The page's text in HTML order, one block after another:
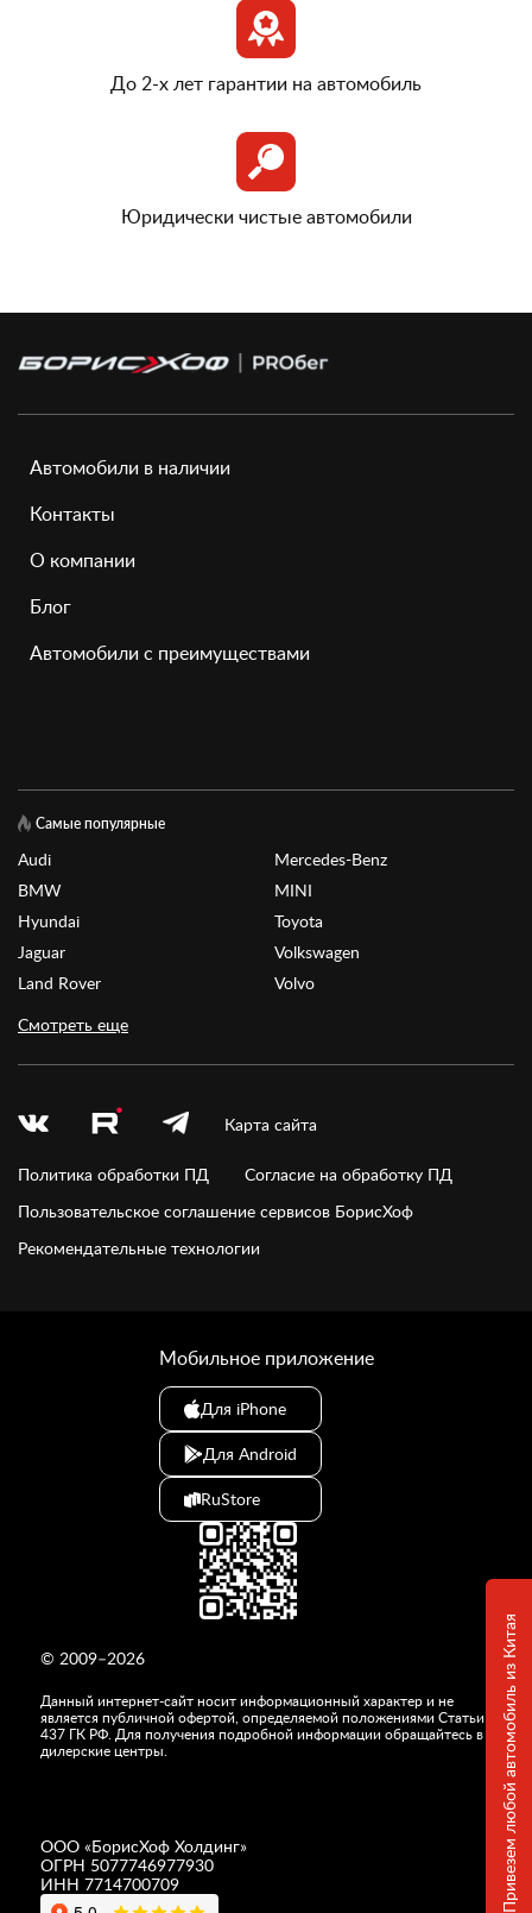
До 2-х лет гарантии на автомобиль
Юридически чистые автомобили
Привезем любой автомобиль из Китая
Автомобили в наличии
Контакты
О компании
Блог
Автомобили с преимуществами
Самые популярные
Audi
BMW
Hyundai
Jaguar
Land Rover
Mercedes-Benz
MINI
Toyota
Volkswagen
Volvo
Смотреть еще
Карта сайта
Политика обработки ПД
Согласие на обработку ПД
Пользовательское соглашение сервисов БорисХоф
Рекомендательные технологии
© 2009–2026
Данный интернет-сайт носит информационный характер и не
является публичной офертой, определяемой положениями Статьи
437 ГК РФ. Для получения подробной информации обращайтесь в
дилерские центры.
ООО «БорисХоф Холдинг»
ОГРН 5077746977930
ИНН 7714700709
Мобильное приложение
Для iPhone
Для Android
RuStore